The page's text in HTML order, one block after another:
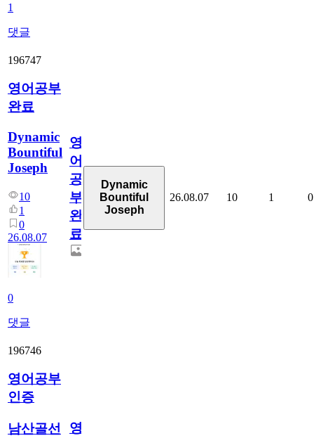
1
댓글
196747
영어공부
완료
Dynamic
Bountiful
Joseph
10
1
0
26.08.07
0
댓글
영
어
공
부
완
료
Dynamic
Bountiful
Joseph
26.08.07 10 1 0
196746
영어공부
인증
남산골선
영